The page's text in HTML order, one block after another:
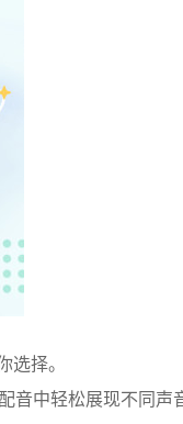
选择。
音中轻松展现不同声